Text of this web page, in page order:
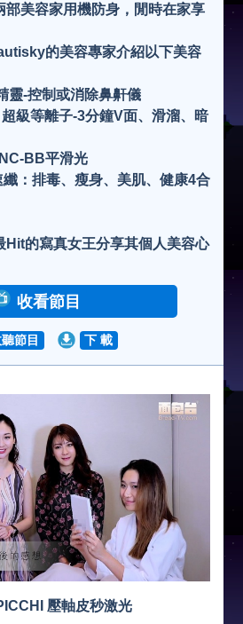
部美容家用機防身，閒時在家享
的美容專家介紹以下美容
靈-控制或消除鼻鼾儀
級等離子-3分鐘V面、滑溜、暗
BB平滑光
：排毒、瘦身、美肌、健康4合
Hit的寫真女王分享其個人美容心
收看節目
節目 下 載
壓軸皮秒激光